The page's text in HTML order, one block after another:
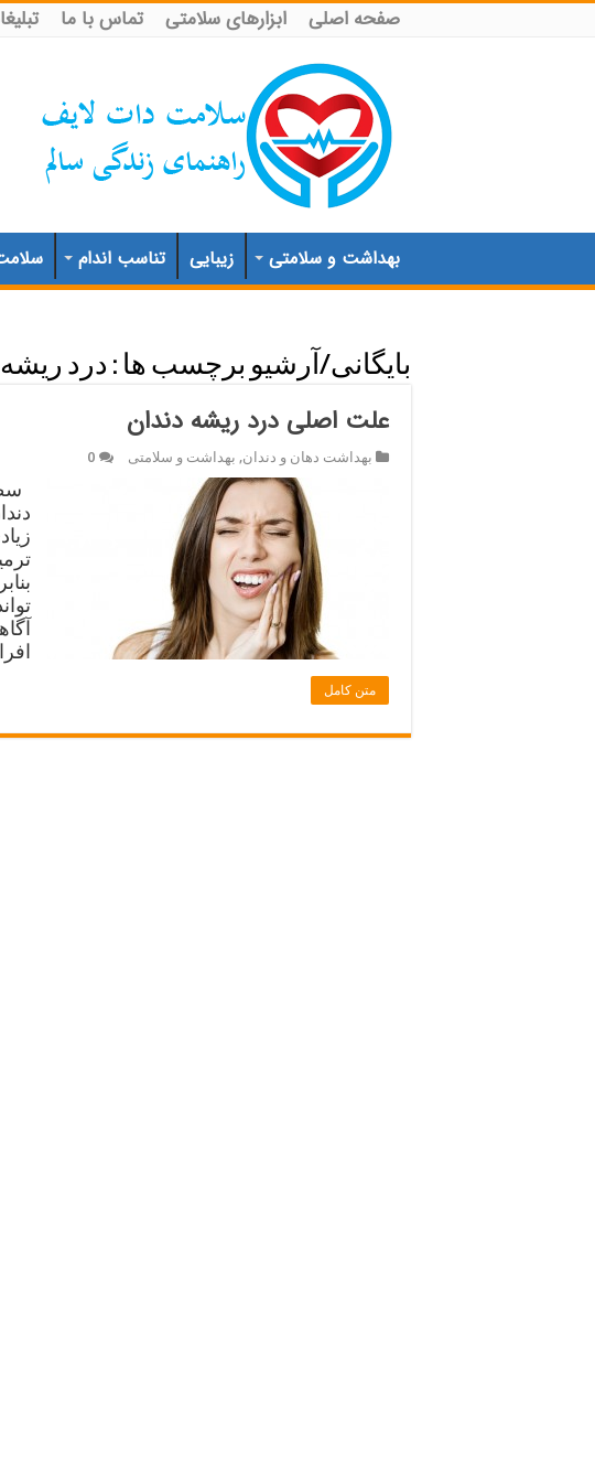
صفحه اصلی ابزارهای سلامتی تماس با ما
بهداشت و سلامتی زیبایی تناسب اندام
بایگانی/آرشیو برچسب ها : درد
علت اصلی درد ریشه دندان
بهداشت دهان و دندان, بهداشت و سلامتی 0
متن کامل